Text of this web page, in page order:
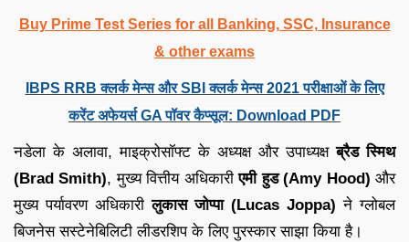
Buy Prime Test Series for all Banking, SSC, Insurance
& other exams
IBPS RRB क्लर्क मेन्स और SBI क्लर्क मेन्स 2021 परीक्षाओं के लिए
करेंट अफेयर्स GA पॉवर कैप्सूल: Download PDF
नडेला के अलावा, माइक्रोसॉफ्ट के अध्यक्ष और उपाध्यक्षब्रैड स्मिथ
(Brad Smith), मुख्य वित्तीय अधिकारीएमी हुड (Amy Hood) और
मुख्य पर्यावरण अधिकारीलुकास जोप्पा (Lucas Joppa) ने ग्लोबल
बिजनेस सस्टेनेबिलिटी लीडरशिप के लिए पुरस्कार साझा किया है।